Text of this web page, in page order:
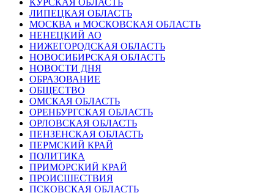
ЛИПЕЦКАЯ ОБЛАСТЬ
МОСКВА и МОСКОВСКАЯ ОБЛАСТЬ
НЕНЕЦКИЙ АО
НИЖЕГОРОДСКАЯ ОБЛАСТЬ
НОВОСИБИРСКАЯ ОБЛАСТЬ
НОВОСТИ ДНЯ
ОБРАЗОВАНИЕ
ОБЩЕСТВО
ОМСКАЯ ОБЛАСТЬ
ОРЕНБУРГСКАЯ ОБЛАСТЬ
ОРЛОВСКАЯ ОБЛАСТЬ
ПЕНЗЕНСКАЯ ОБЛАСТЬ
ПЕРМСКИЙ КРАЙ
ПОЛИТИКА
ПРИМОРСКИЙ КРАЙ
ПРОИСШЕСТВИЯ
ПСКОВСКАЯ ОБЛАСТЬ